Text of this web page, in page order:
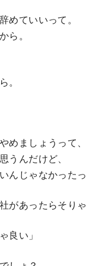
めていいって。
ら。
。
めましょうって、
うんだけど、
んじゃなかった
があったらそりゃ
良い」